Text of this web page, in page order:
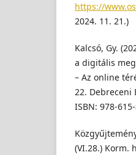
https://
2024. 11. 21.)
Kalcsó, Gy.
a digitális
– Az online
22. Debreceni
ISBN: 978-
(VI.28.)